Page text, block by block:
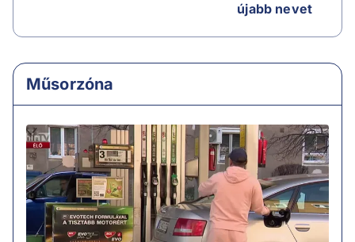
újabb nevet
Műsorzóna